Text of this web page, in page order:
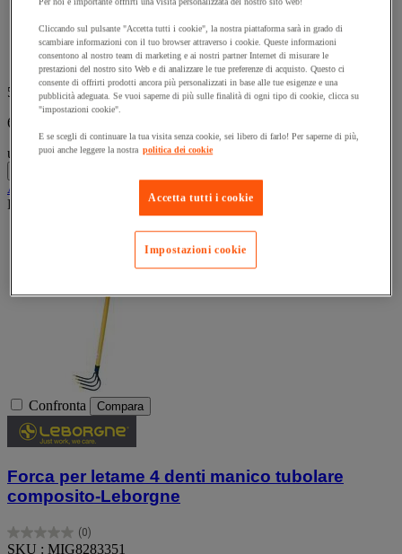
mucchi di sfalci e foglie.
2 attrezzi in 1: scopa da strada + raschietto.
Manico in legno.
56,25 €IVA Escl.
68,63 € IVA incl.
unità
Aggiungi al carrello
Prodotto temporaneamente non disponibile, tornerà presto.
Confronta Compara
Forca per letame 4 denti manico tubolare
composito-Leborgne
(0)
0.0
SKU : MIG8283351
Cliccando sul pulsante "Accetta tutti i cookie", la nostra piattaforma sarà in grado di
scambiare informazioni con il tuo browser attraverso i cookie. Queste informazioni
consentono al nostro team di marketing e ai nostri partner Internet di misurare le
prestazioni del nostro sito Web e di analizzare le tue preferenze di acquisto. Questo ci
consente di offrirti prodotti ancora più personalizzati in base alle tue esigenze e una
pubblicità adeguata. Se vuoi saperne di più sulle finalità di ogni tipo di cookie, clicca su
"impostazioni cookie".
E se scegli di continuare la tua visita senza cookie, sei libero di farlo! Per saperne di più,
puoi anche leggere la nostra politica dei cookie
Accetta tutti i cookie
Impostazioni cookie